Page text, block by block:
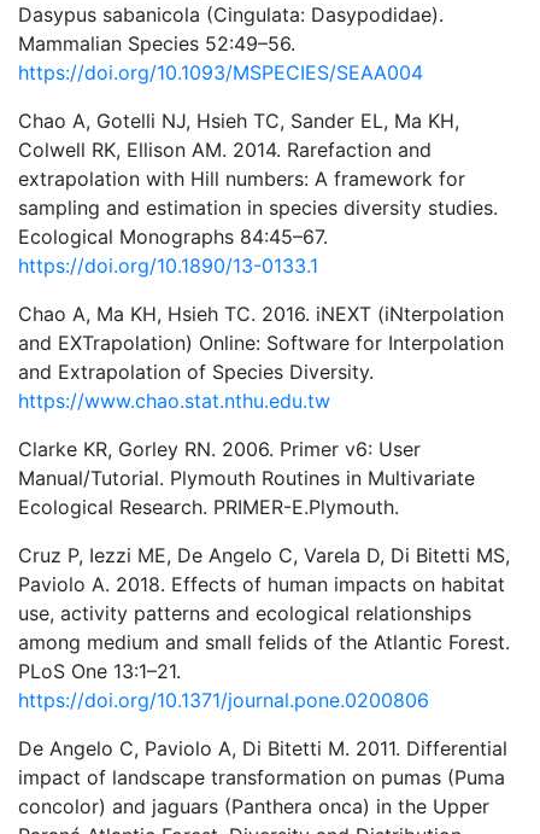
Dasypus sabanicola (Cingulata: Dasypodidae).
Mammalian Species 52:49–56.
https://doi.org/10.1093/MSPECIES/SEAA004
Chao A, Gotelli NJ, Hsieh TC, Sander EL, Ma KH,
Colwell RK, Ellison AM. 2014. Rarefaction and
extrapolation with Hill numbers: A framework for
sampling and estimation in species diversity studies.
Ecological Monographs 84:45–67.
https://doi.org/10.1890/13-0133.1
Chao A, Ma KH, Hsieh TC. 2016. iNEXT (iNterpolation
and EXTrapolation) Online: Software for Interpolation
and Extrapolation of Species Diversity.
https://www.chao.stat.nthu.edu.tw
Clarke KR, Gorley RN. 2006. Primer v6: User
Manual/Tutorial. Plymouth Routines in Multivariate
Ecological Research. PRIMER-E.Plymouth.
Cruz P, Iezzi ME, De Angelo C, Varela D, Di Bitetti MS,
Paviolo A. 2018. Effects of human impacts on habitat
use, activity patterns and ecological relationships
among medium and small felids of the Atlantic Forest.
PLoS One 13:1–21.
https://doi.org/10.1371/journal.pone.0200806
De Angelo C, Paviolo A, Di Bitetti M. 2011. Differential
impact of landscape transformation on pumas (Puma
concolor) and jaguars (Panthera onca) in the Upper